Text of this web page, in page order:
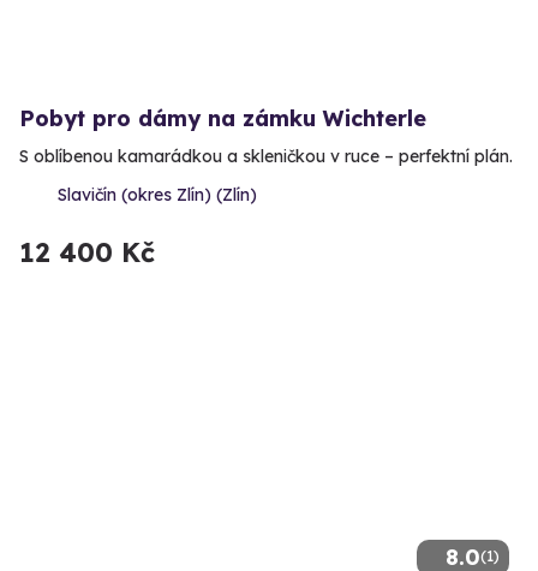
Pobyt pro dámy na zámku Wichterle
S oblíbenou kamarádkou a skleničkou v ruce – perfektní plán.
Slavičín (okres Zlín) (Zlín)
12 400 Kč
8.0(1)